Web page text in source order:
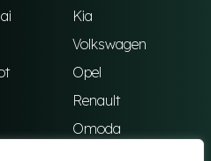
Kia
Volkswagen
Opel
Renault
Omoda